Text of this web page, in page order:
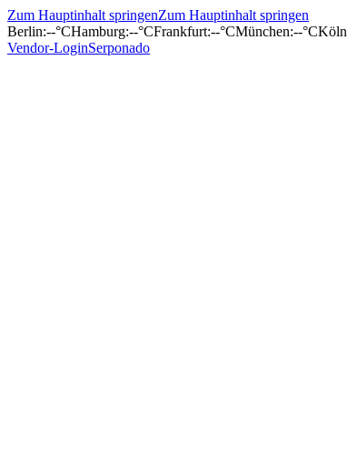
Zum Hauptinhalt springenZum Hauptinhalt springen
Berlin:--°CHamburg:--°CFrankfurt:--°CMünchen:--°CKöln
Vendor-LoginSerponado